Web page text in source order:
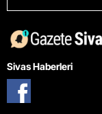
Sivas Haberleri